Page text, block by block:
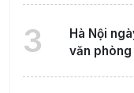
3
Hà Nội
văn